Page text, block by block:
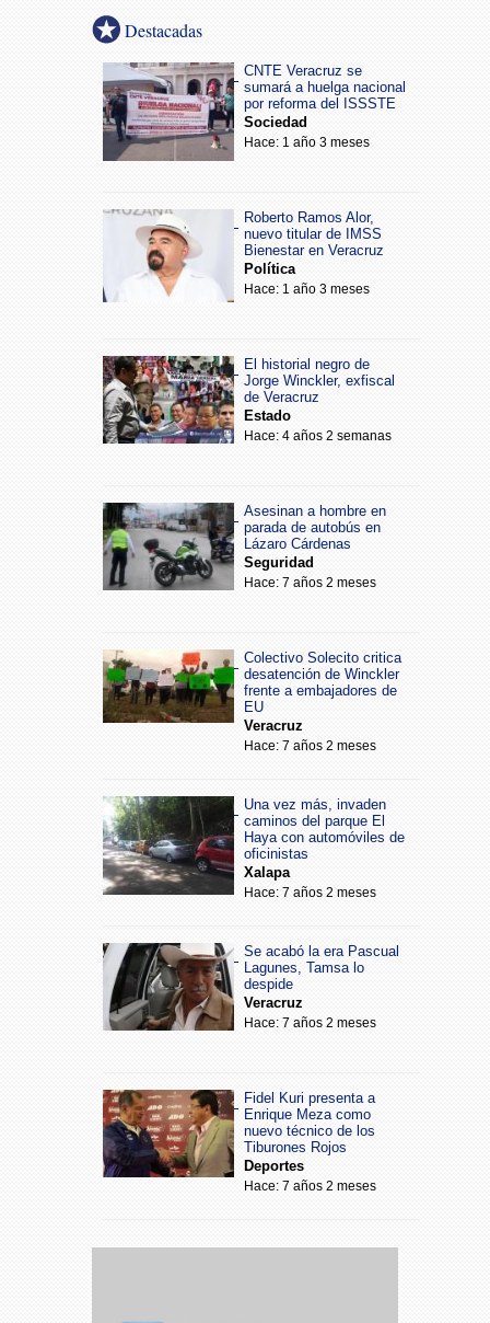
Destacadas
CNTE Veracruz se
sumará a huelga nacional
por reforma del ISSSTE
Sociedad
Hace: 1 año 3 meses
Roberto Ramos Alor,
nuevo titular de IMSS
Bienestar en Veracruz
Política
Hace: 1 año 3 meses
El historial negro de
Jorge Winckler, exfiscal
de Veracruz
Estado
Hace: 4 años 2 semanas
Asesinan a hombre en
parada de autobús en
Lázaro Cárdenas
Seguridad
Hace: 7 años 2 meses
Colectivo Solecito critica
desatención de Winckler
frente a embajadores de
EU
Veracruz
Hace: 7 años 2 meses
Una vez más, invaden
caminos del parque El
Haya con automóviles de
oficinistas
Xalapa
Hace: 7 años 2 meses
Se acabó la era Pascual
Lagunes, Tamsa lo
despide
Veracruz
Hace: 7 años 2 meses
Fidel Kuri presenta a
Enrique Meza como
nuevo técnico de los
Tiburones Rojos
Deportes
Hace: 7 años 2 meses